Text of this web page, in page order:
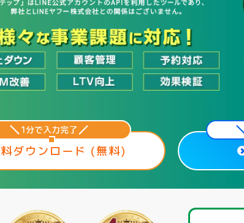
1分で入力完了
ダウンロード (無料)